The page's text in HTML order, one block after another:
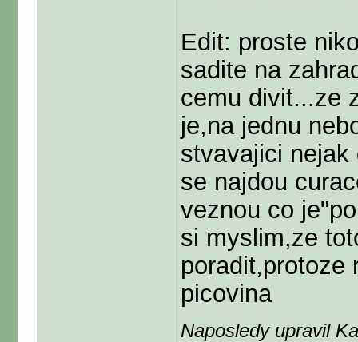
Edit: proste
sadite na
cemu divit...ze
je,na jednu
stvavajici
se najdou
veznou co
si myslim,ze
poradit,protoze
picovina
Naposledy upravil